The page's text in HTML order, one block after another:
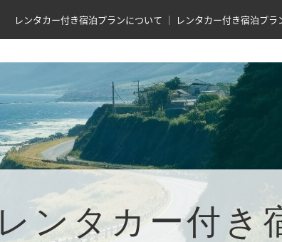
レンタカー付き宿泊プランについて レンタカー付き宿泊プラ
レンタカー付き